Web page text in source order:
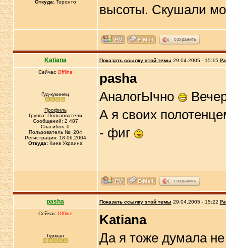
Откуда:Торонто
высоты. Скушали
сохранить
Katiana Показать ссылку этой темы 29.04.2005 - 15:15
Сейчас Offline
Гуд-кукинец
Профиль
Группа: Пользователи
Сообщений: 2 487
Спасибок: 0
Пользователь №: 204
Регистрация: 18.06.2004
Откуда:Киев Украина
pasha
АналогЫчно
А я своих
- фиг
сохранить
pasha Показать ссылку этой темы 29.04.2005 - 15:22
Сейчас Offline
Гурман
Katiana
Да я тоже думала не